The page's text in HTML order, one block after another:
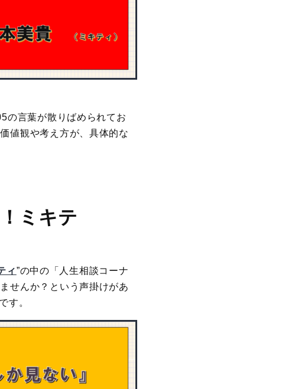
の言葉が散りばめられてお
値観や考え方が、具体的な
ミキテ
ィ”の中の「人生相談コーナ
せんか？という声掛けがあ
す。